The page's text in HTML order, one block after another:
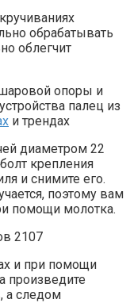
обрабатывать
облегчит
опоры и
палец из
и трендах
диаметром 22
крепления
и снимите его.
поэтому вам
помощи молотка.
и при помощи
произведите
а следом